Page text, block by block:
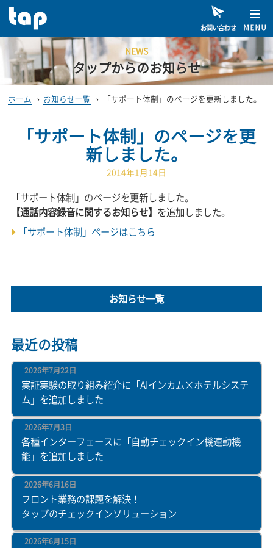
NEWS
タップからのお知らせ
ホーム › お知らせ一覧 › 「サポート体制」のページを更新しました。
「サポート体制」のページを更
新しました。
2014年1月14日
「サポート体制」のページを更新しました。
【通話内容録音に関するお知らせ】 を追加しました。
「サポート体制」ページはこちら
お知らせ一覧
最近の投稿
実証実験の取り組み紹介に「AIインカム×ホテルシステ
ム」を追加しました
2026年7月22日
各種インターフェースに「自動チェックイン機連動機
能」を追加しました
2026年7月3日
フロント業務の課題を解決！
タップのチェックインソリューション
2026年6月16日
2026年6月15日